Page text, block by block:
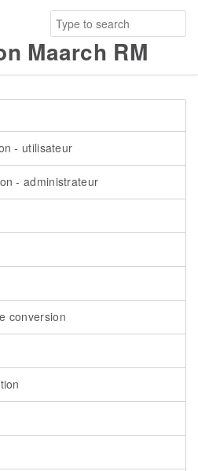
Maarch RM
- utilisateur
- administrateur
conversion